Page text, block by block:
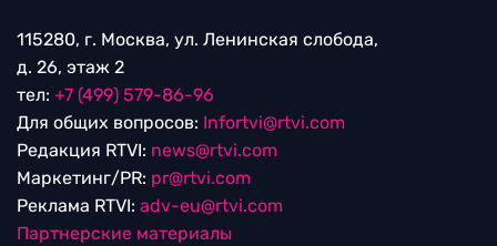
115280, г. Москва, ул. Ленинская слобода,
д. 26, этаж 2
тел: +7 (499) 579-86-96
Для общих вопросов: Infortvi@rtvi.com
Редакция RTVI: news@rtvi.com
Маркетинг/PR: pr@rtvi.com
Реклама RTVI: adv-eu@rtvi.com
Партнерские материалы